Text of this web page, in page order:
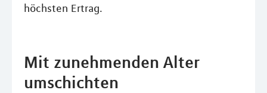
höchsten Ertrag.
Mit zunehmenden Alter
umschichten